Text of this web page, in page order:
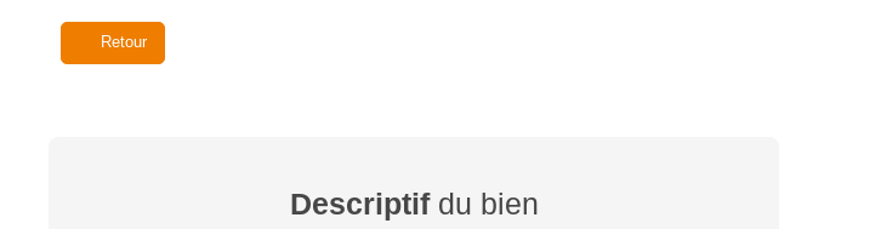
Retour
Descriptifdu bien